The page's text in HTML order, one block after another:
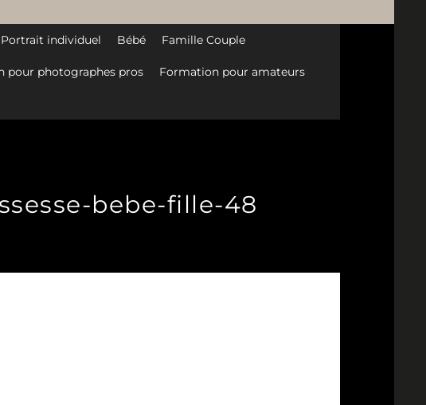
Portrait individuel Bébé Famille Couple
pour photographes pros Formation pour amateurs
bebe-fille-48